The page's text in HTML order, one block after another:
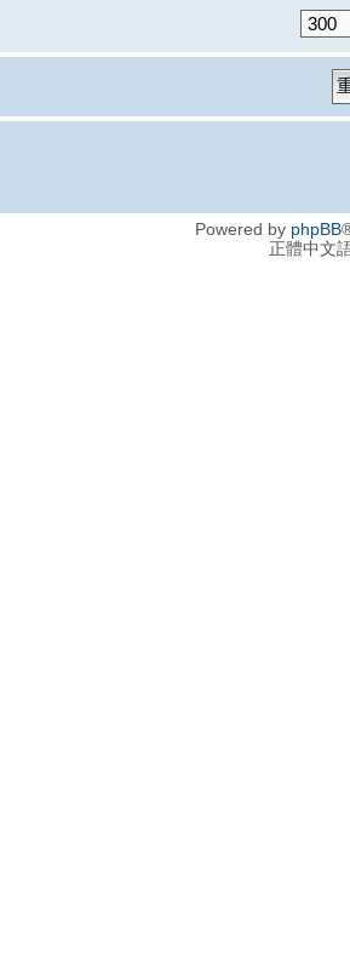
Powered by phpBB
正體中文